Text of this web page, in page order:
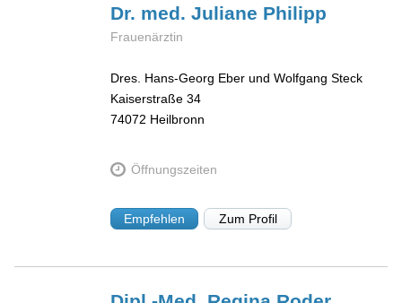
Dr. med. Juliane Philipp
Frauenärztin
Dres. Hans-Georg Eber und Wolfgang Steck
Kaiserstraße 34
74072 Heilbronn
Öffnungszeiten
Empfehlen Zum Profil